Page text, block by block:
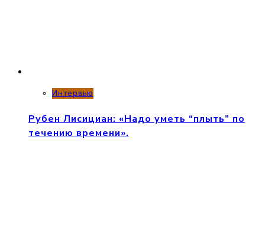
Интервью
Рубен Лисициан: «Надо уметь “плыть” по
течению времени».